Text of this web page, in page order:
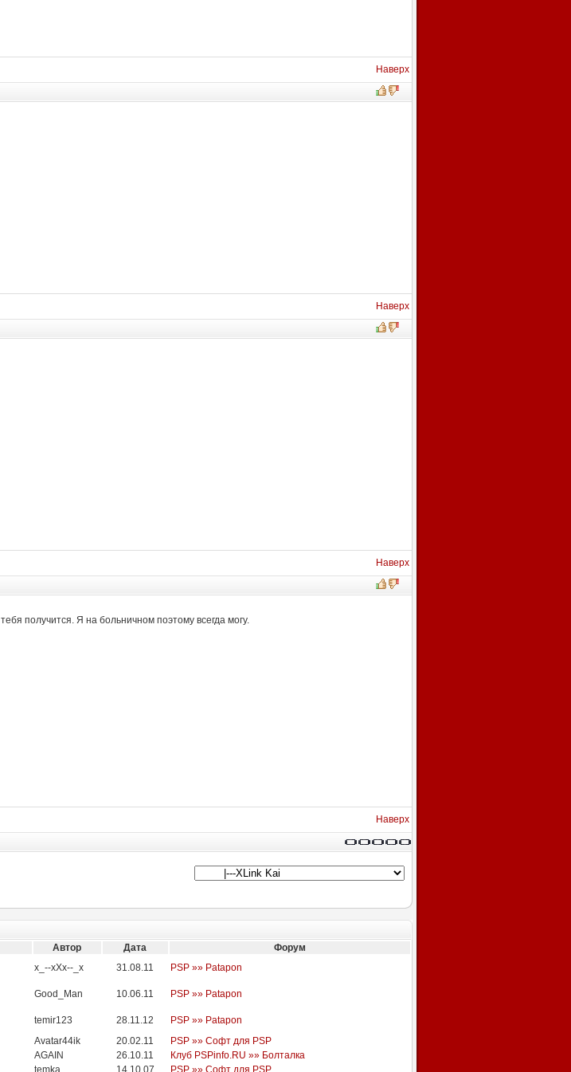
Наверх
Наверх
Наверх
получится. Я на больничном поэтому всегда могу.
Наверх
Автор Дата
Форум
x_--xXx--_x 31.08.11
PSP »» Patapon
Good_Man 10.06.11
PSP »» Patapon
temir123 28.11.12
PSP »» Patapon
Avatar44ik 20.02.11
PSP »» Софт для PSP
AGAIN 26.10.11
Клуб PSPinfo.RU »» Болталка
temka 14.10.07 PSP »» Софт для PSP